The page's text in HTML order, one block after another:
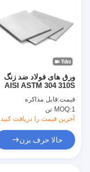
ورق های فولاد ضد زنگ
AISI ASTM 304 310S
فولاد ضد زنگ در کیلوگرم
قیمت:قابل مذاکره
MOQ:1 تن
آخرین قیمت را دریافت کنید
حالا حرف بزن